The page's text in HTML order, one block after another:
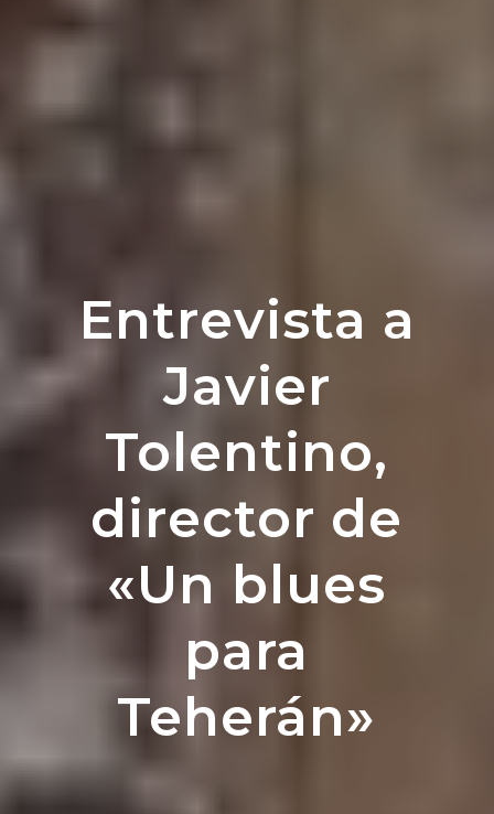
Entrevista a
Javier
Tolentino,
director de
«Un blues
para
Teherán»